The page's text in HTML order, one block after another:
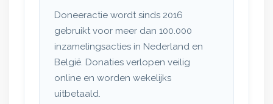
Doneeractie wordt sinds 2016
gebruikt voor meer dan 100.000
inzamelingsacties in Nederland en
België. Donaties verlopen veilig
online en worden wekelijks
uitbetaald.